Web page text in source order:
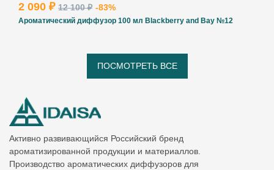
2 090 ₽ 12 100 ₽ -83%
Ароматический диффузор 100 мл Blackberry and Bay №12
ПОСМОТРЕТЬ ВСЕ
Активно развивающийся Российский бренд
ароматизированной продукции и материаллов.
Производство ароматических диффузоров для